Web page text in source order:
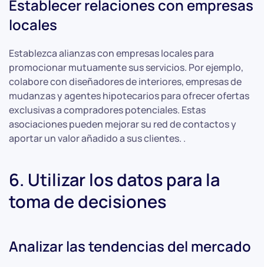
Establecer relaciones con empresas
locales
Establezca alianzas con empresas locales para
promocionar mutuamente sus servicios. Por ejemplo,
colabore con diseñadores de interiores, empresas de
mudanzas y agentes hipotecarios para ofrecer ofertas
exclusivas a compradores potenciales. Estas
asociaciones pueden mejorar su red de contactos y
aportar un valor añadido a sus clientes. .
6. Utilizar los datos para la
toma de decisiones
Analizar las tendencias del mercado